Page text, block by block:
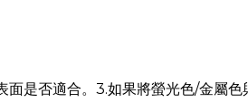
面是否適合。3.如果將螢光色/金屬色